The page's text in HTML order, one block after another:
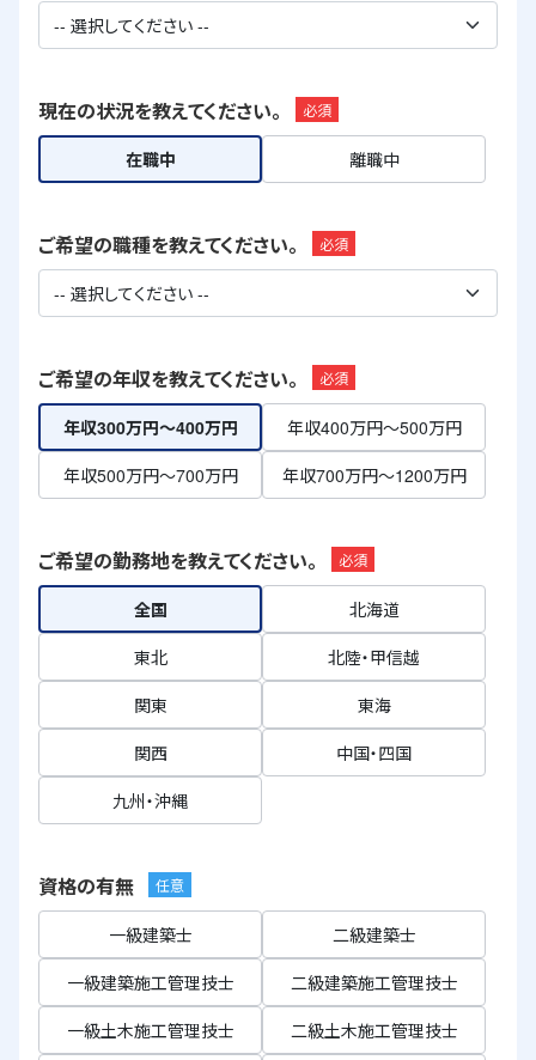
現在の状況を教えてください。 必須
在職中 離職中
ご希望の職種を教えてください。 必須
ご希望の年収を教えてください。 必須
年収300万円～400万円
年収400万円～500万円
年収500万円～700万円
年収700万円～1200万円
ご希望の勤務地を教えてください。 必須
全国
北海道
東北
北陸・甲信越
関東
東海
関西
中国・四国
九州・沖縄
資格の有無 任意
一級建築士
二級建築士
一級建築施工管理技士
二級建築施工管理技士
一級土木施工管理技士
二級土木施工管理技士